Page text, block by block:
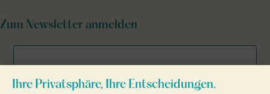
Zum Newsletter anmelden